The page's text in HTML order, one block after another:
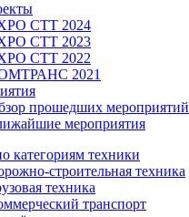
CTT 2024
CTT 2023
CTT 2022
2021
прошедших мероприятий
мероприятия
категориям техники
строительная техника
техника
транспорт